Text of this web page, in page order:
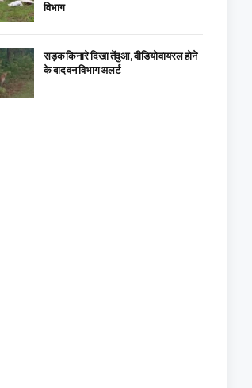
विभाग
सड़क किनारे दिखा तेंदुआ, वीडियो वायरल होने
के बाद वन विभाग अलर्ट